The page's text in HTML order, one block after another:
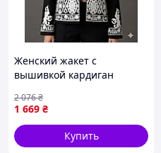
Женский жакет с
вышивкой кардиган
базовый классический из
кашемира на завязке
Shopingo Жіночий жакет із
вишивкою
1 669 ₴
2 076₴
Купить